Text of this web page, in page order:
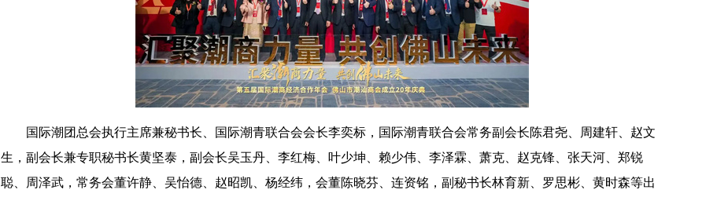
国际潮团总会执行主席兼秘书长、国际潮青联合会会长李奕标，国际潮青联合会常务副会长陈君尧、周建轩、赵文
生，副会长兼专职秘书长黄坚泰，副会长吴玉丹、李红梅、叶少坤、赖少伟、李泽霖、萧克、赵克锋、张天河、郑锐
聪、周泽武，常务会董许静、吴怡德、赵昭凯、杨经纬，会董陈晓芬、连资铭，副秘书长林育新、罗思彬、黄时森等出